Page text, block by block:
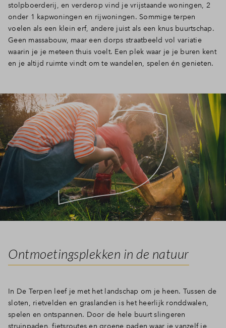
stolpboerderij, en verderop vind je vrijstaande woningen, 2
onder 1 kapwoningen en rijwoningen. Sommige terpen
voelen als een klein erf, andere juist als een knus buurtschap.
Geen massabouw, maar een dorps straatbeeld vol variatie
waarin je je meteen thuis voelt. Een plek waar je je buren kent
en je altijd ruimte vindt om te wandelen, spelen én genieten.
Ontmoetingsplekken in de natuur
In De Terpen leef je met het landschap om je heen. Tussen de
sloten, rietvelden en graslanden is het heerlijk ronddwalen,
spelen en ontspannen. Door de hele buurt slingeren
struinpaden, fietsroutes en groene paden waar je vanzelf je